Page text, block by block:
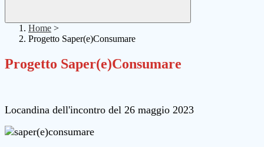
Home >
Progetto Saper(e)Consumare
Progetto Saper(e)Consumare
Locandina dell'incontro del 26 maggio 2023